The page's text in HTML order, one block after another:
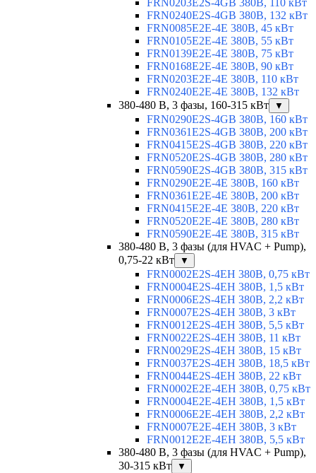
FRN0203E2S-4GB 380В, 110 кВт
FRN0240E2S-4GB 380В, 132 кВт
FRN0085E2E-4E 380В, 45 кВт
FRN0105E2E-4E 380В, 55 кВт
FRN0139E2E-4E 380В, 75 кВт
FRN0168E2E-4E 380В, 90 кВт
FRN0203E2E-4E 380В, 110 кВт
FRN0240E2E-4E 380В, 132 кВт
380-480 В, 3 фазы, 160-315 кВт
▼
FRN0290E2S-4GB 380В, 160 кВт
FRN0361E2S-4GB 380В, 200 кВт
FRN0415E2S-4GB 380В, 220 кВт
FRN0520E2S-4GB 380В, 280 кВт
FRN0590E2S-4GB 380В, 315 кВт
FRN0290E2E-4E 380В, 160 кВт
FRN0361E2E-4E 380В, 200 кВт
FRN0415E2E-4E 380В, 220 кВт
FRN0520E2E-4E 380В, 280 кВт
FRN0590E2E-4E 380В, 315 кВт
380-480 В, 3 фазы (для HVAC + Pump),
0,75-22 кВт
▼
FRN0002E2S-4EH 380В, 0,75 кВт
FRN0004E2S-4EH 380В, 1,5 кВт
FRN0006E2S-4EH 380В, 2,2 кВт
FRN0007E2S-4EH 380В, 3 кВт
FRN0012E2S-4EH 380В, 5,5 кВт
FRN0022E2S-4EH 380В, 11 кВт
FRN0029E2S-4EH 380В, 15 кВт
FRN0037E2S-4EH 380В, 18,5 кВт
FRN0044E2S-4EH 380В, 22 кВт
FRN0002E2E-4EH 380В, 0,75 кВт
FRN0004E2E-4EH 380В, 1,5 кВт
FRN0006E2E-4EH 380В, 2,2 кВт
FRN0007E2E-4EH 380В, 3 кВт
FRN0012E2E-4EH 380В, 5,5 кВт
380-480 В, 3 фазы (для HVAC + Pump),
30-315 кВт
▼